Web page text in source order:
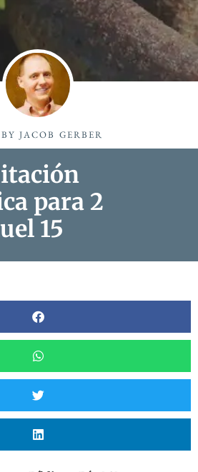
BY JACOB GERBER
para 2
15